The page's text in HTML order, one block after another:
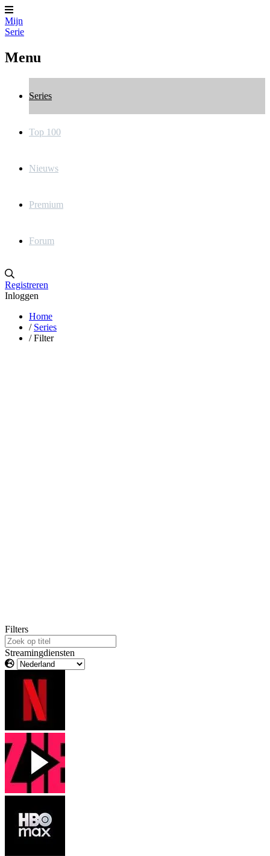
Mijn
Serie
Menu
Series
Top 100
Nieuws
Premium
Forum
Registreren
Inloggen
Home
/ Series
/ Filter
Filters
Streamingdiensten